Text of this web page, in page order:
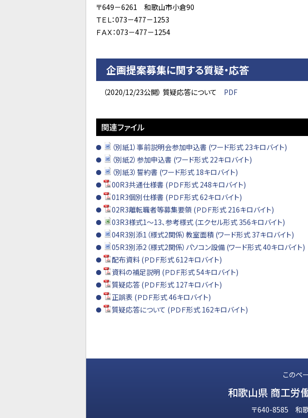
〒649－6261 和歌山市小倉90
ＴＥＬ：073－477－1253
ＦＡＸ：073－477－1254
企画提案募集に関する質疑・応答
（2020/12/23公開） 質疑応答について PDF
関連ファイル
（別紙1）事前説明会参加申込書 (ワード形式 23キロバイト)
（別紙2）参加申込書 (ワード形式 22キロバイト)
（別紙3）誓約書 (ワード形式 18キロバイト)
00R3共通仕様書 (ＰＤＦ形式 248キロバイト)
01R3個別仕様書 (ＰＤＦ形式 62キロバイト)
02R3離転職者等募集要領 (ＰＤＦ形式 216キロバイト)
03R3様式1～13、参考様式 (エクセル形式 356キロバイト)
04R3別添1（様式2関係）教室面積 (ワード形式 37キロバイト)
05R3別添2（様式2関係）パソコン設備 (ワード形式 40キロバイト)
配布資料 (ＰＤＦ形式 612キロバイト)
資料の補足説明 (ＰＤＦ形式 54キロバイト)
質疑応答 (ＰＤＦ形式 127キロバイト)
正誤表 (ＰＤＦ形式 46キロバイト)
質疑応答について (ＰＤＦ形式 162キロバイト)
このペ
和歌山県 商工労
〒640-8585 和